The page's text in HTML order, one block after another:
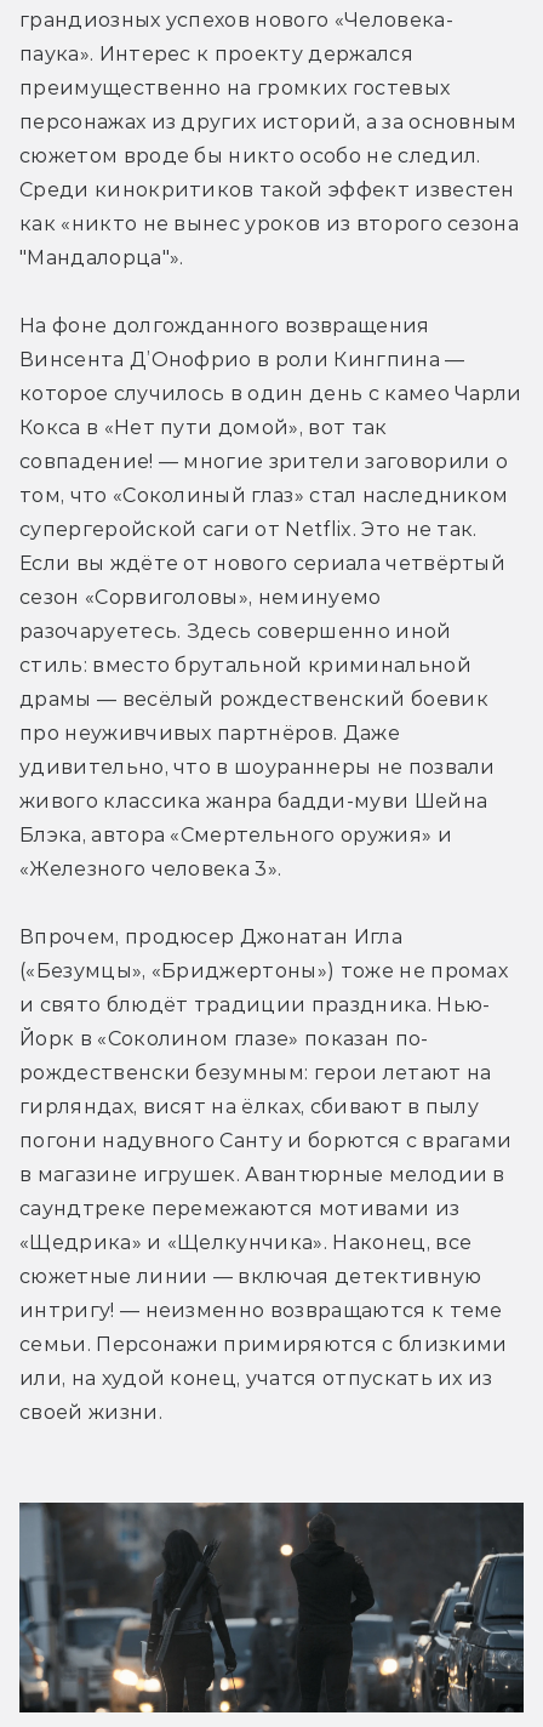
грандиозных успехов нового «Человека-
паука». Интерес к проекту держался
преимущественно на громких гостевых
персонажах из других историй, а за основным
сюжетом вроде бы никто особо не следил.
Среди кинокритиков такой эффект известен
как «никто не вынес уроков из второго сезона
"Мандалорца"».
На фоне долгожданного возвращения
Винсента Д’Онофрио в роли Кингпина —
которое случилось в один день с камео Чарли
Кокса в «Нет пути домой», вот так
совпадение! — многие зрители заговорили о
том, что «Соколиный глаз» стал наследником
супергеройской саги от Netflix. Это не так.
Если вы ждёте от нового сериала четвёртый
сезон «Сорвиголовы», неминуемо
разочаруетесь. Здесь совершенно иной
стиль: вместо брутальной криминальной
драмы — весёлый рождественский боевик
про неуживчивых партнёров. Даже
удивительно, что в шоураннеры не позвали
живого классика жанра бадди-муви Шейна
Блэка, автора «Смертельного оружия» и
«Железного человека 3».
Впрочем, продюсер Джонатан Игла
(«Безумцы», «Бриджертоны») тоже не промах
и свято блюдёт традиции праздника. Нью-
Йорк в «Соколином глазе» показан по-
рождественски безумным: герои летают на
гирляндах, висят на ёлках, сбивают в пылу
погони надувного Санту и борются с врагами
в магазине игрушек. Авантюрные мелодии в
саундтреке перемежаются мотивами из
«Щедрика» и «Щелкунчика». Наконец, все
сюжетные линии — включая детективную
интригу! — неизменно возвращаются к теме
семьи. Персонажи примиряются с близкими
или, на худой конец, учатся отпускать их из
своей жизни.